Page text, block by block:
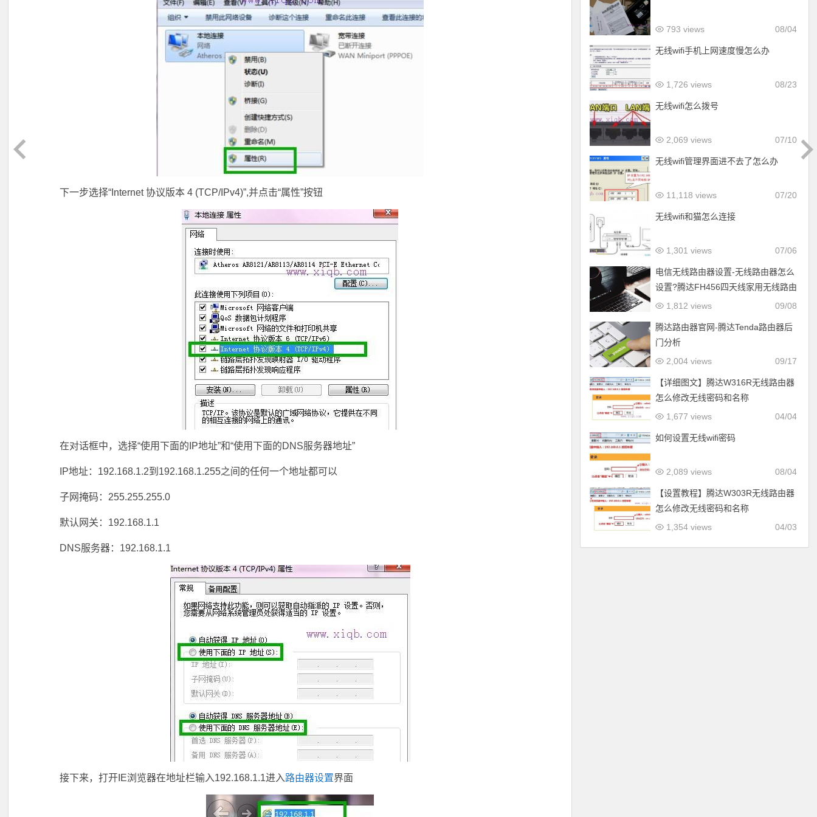
下一步选择“Internet 协议版本 4 (TCP/IPv4)”,并点击“属性”按钮
在对话框中，选择“使用下面的IP地址”和“使用下面的DNS服务器地址”
IP地址：192.168.1.2到192.168.1.255之间的任何一个地址都可以
子网掩码：255.255.255.0
默认网关：192.168.1.1
DNS服务器：192.168.1.1
接下来，打开IE浏览器在地址栏输入192.168.1.1进入路由器设置界面
08/04
793 views
无线wifi手机上网速度慢怎么办
08/23
1,726 views
无线wifi怎么拨号
07/10
2,069 views
无线wifi管理界面进不去了怎么办
07/20
11,118 views
无线wifi和猫怎么连接
07/06
1,301 views
电信无线路由器设置-无线路由器怎么
设置?腾达FH456四天线家用无线路由
器使用有感
09/08
1,812 views
腾达路由器官网-腾达Tenda路由器后
门分析
09/17
2,004 views
【详细图文】腾达W316R无线路由器
怎么修改无线密码和名称
04/04
1,677 views
如何设置无线wifi密码
08/04
2,089 views
【设置教程】腾达W303R无线路由器
怎么修改无线密码和名称
04/03
1,354 views